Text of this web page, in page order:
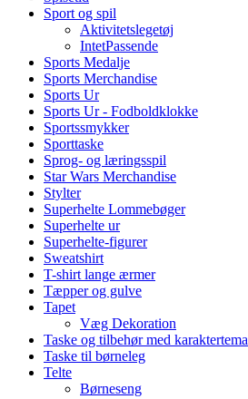
Sport og spil
Aktivitetslegetøj
IntetPassende
Sports Medalje
Sports Merchandise
Sports Ur
Sports Ur - Fodboldklokke
Sportssmykker
Sporttaske
Sprog- og læringsspil
Star Wars Merchandise
Stylter
Superhelte Lommebøger
Superhelte ur
Superhelte-figurer
Sweatshirt
T-shirt lange ærmer
Tæpper og gulve
Tapet
Væg Dekoration
Taske og tilbehør med karaktertema
Taske til børneleg
Telte
Børneseng